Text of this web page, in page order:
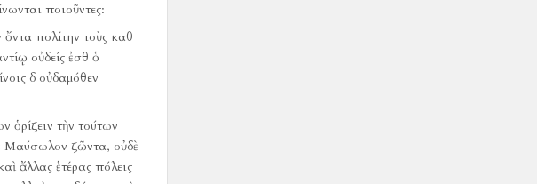
ποιοῦντες:
ὄντα πολίτην τοὺς καθ
οὐδείς ἐσθ ὁ
δ οὐδαμόθεν
ὁρίζειν τὴν τούτων
Μαύσωλον ζῶντα, οὐδὲ
ἄλλας ἑτέρας πόλεις